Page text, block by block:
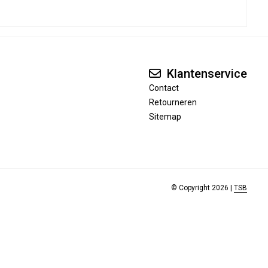
Klantenservice
Contact
Retourneren
Sitemap
© Copyright 2026 | TSB